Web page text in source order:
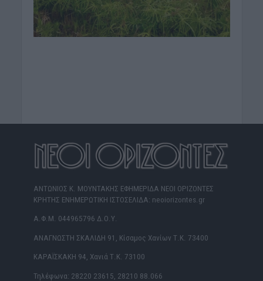
ΑΝΤΩΝΙΟΣ Κ. ΜΟΥΝΤΑΚΗΣ ΕΦΗΜΕΡΙΔΑ ΝΕΟΙ ΟΡΙΖΟΝΤΕΣ
ΚΡΗΤΗΣ ΕΝΗΜΕΡΩΤΙΚΗ ΙΣΤΟΣΕΛΙΔΑ: neoiorizontes.gr
Α.Φ.Μ. 044965796 Δ.Ο.Υ.
ΑΝΑΓΝΩΣΤΗ ΣΚΑΛΙΔΗ 91, Κίσαμος Χανίων Τ.Κ. 73400
ΚΑΡΑΪΣΚΑΚΗ 94, Χανιά Τ.Κ. 73100
Τηλέφωνα: 28220 23615, 28210 88.066